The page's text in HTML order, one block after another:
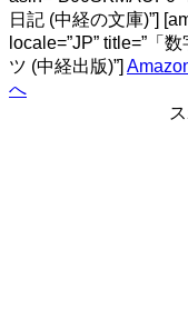
日記 (中経の文庫)”]
locale=”JP” title=”「
ツ (中経出版)”]
へ